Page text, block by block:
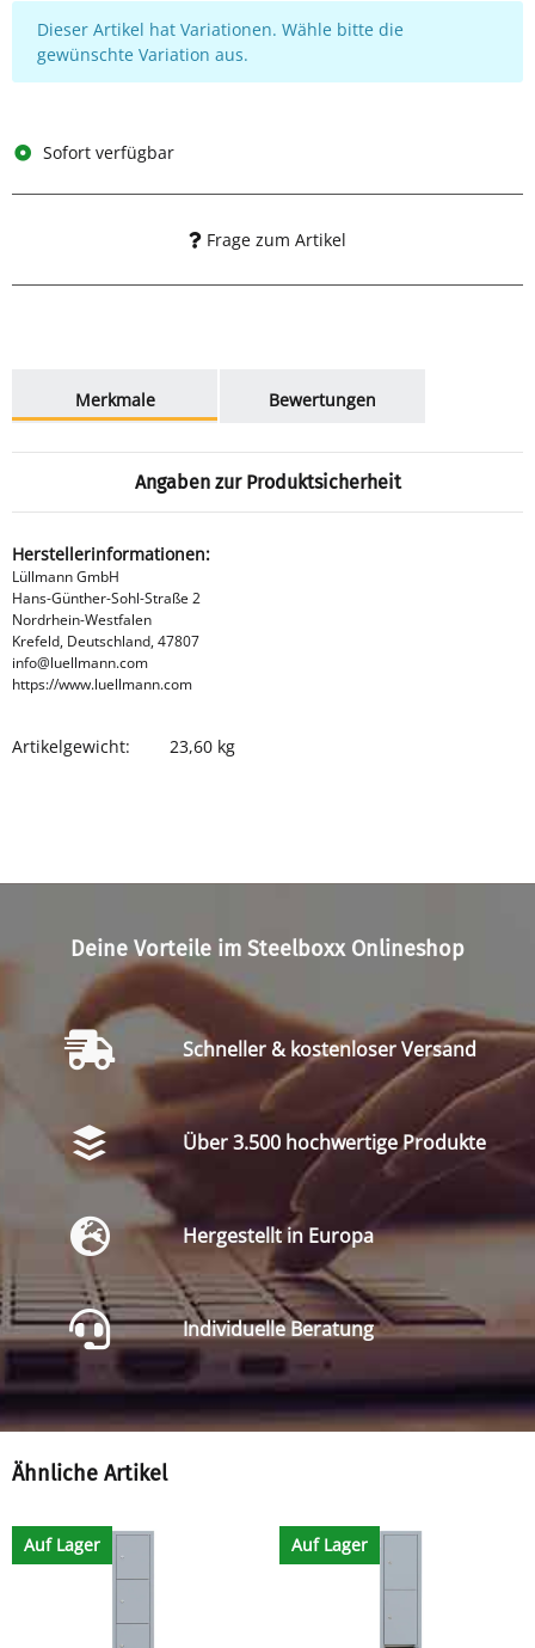
x
Dieser Artikel hat Variationen. Wähle bitte die
gewünschte Variation aus.
Sofort verfügbar
Frage zum Artikel
Merkmale
Bewertungen
Angaben zur Produktsicherheit
Herstellerinformationen:
Lüllmann GmbH
Hans-Günther-Sohl-Straße 2
Nordrhein-Westfalen
Krefeld, Deutschland, 47807
info@luellmann.com
https://www.luellmann.com
Produkteigenschaft
Wert
Artikelgewicht: 23,60 kg
Deine Vorteile im Steelboxx Onlineshop
Schneller & kostenloser Versand
Über 3.500 hochwertige Produkte
Hergestellt in Europa
Individuelle Beratung
Ähnliche Artikel
Auf Lager Auf Lager